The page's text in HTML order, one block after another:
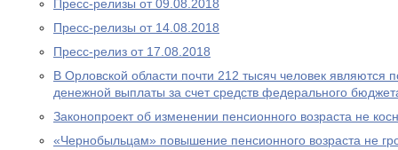
Пресс-релизы от 09.08.2018
Пресс-релизы от 14.08.2018
Пресс-релиз от 17.08.2018
В Орловской области почти 212 тысяч человек являются
денежной выплаты за счет средств федерального
Законопроект об изменении пенсионного возраста не
«Чернобыльцам» повышение пенсионного возраста не